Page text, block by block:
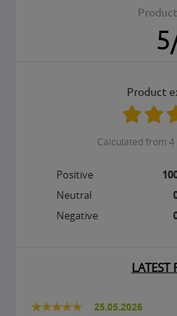
5
product
calculated from
Positive
Neutral
Negative
LATEST
25.05.2026